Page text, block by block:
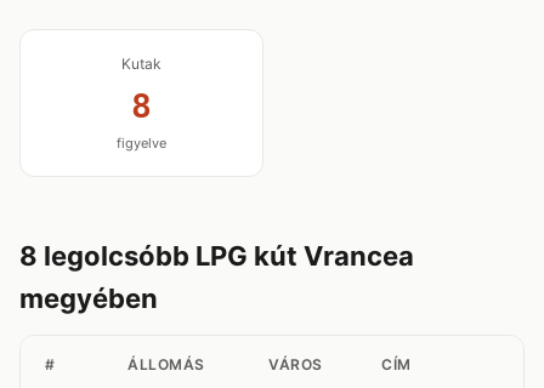
Kutak
8
figyelve
8 legolcsóbb LPG kút Vrancea
megyében
# ÁLLOMÁS VÁROS CÍM